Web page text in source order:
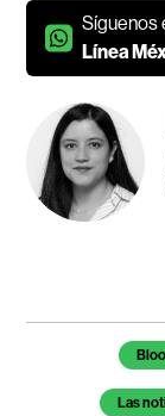
Síguenos
Línea
Temas de
Las